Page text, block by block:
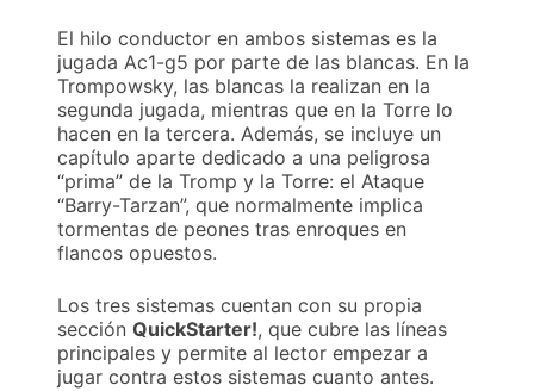
El hilo conductor en ambos sistemas es la
jugada Ac1-g5 por parte de las blancas. En la
Trompowsky, las blancas la realizan en la
segunda jugada, mientras que en la Torre lo
hacen en la tercera. Además, se incluye un
capítulo aparte dedicado a una peligrosa
“prima” de la Tromp y la Torre: el Ataque
“Barry-Tarzan”, que normalmente implica
tormentas de peones tras enroques en
flancos opuestos.
Los tres sistemas cuentan con su propia
sección QuickStarter!, que cubre las líneas
principales y permite al lector empezar a
jugar contra estos sistemas cuanto antes.